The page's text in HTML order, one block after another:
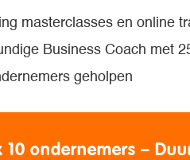
masterclasses en online
Business Coach met
geholpen
10 ondernemers –